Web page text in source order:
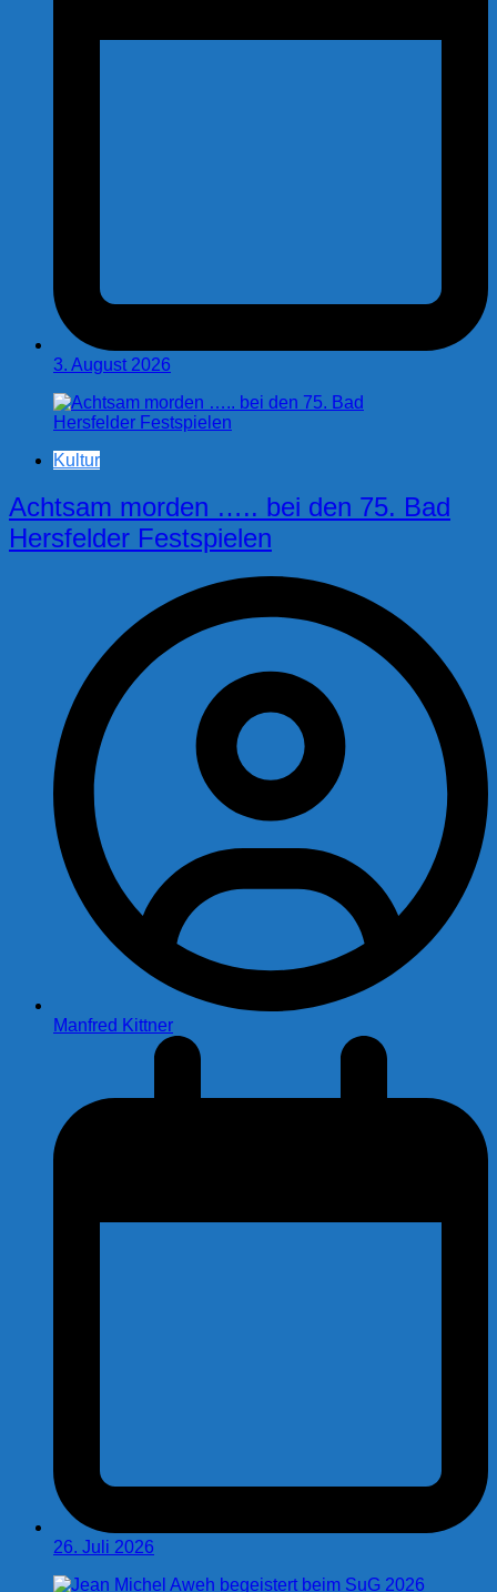
3. August 2026
Kultur
Achtsam morden ….. bei den 75. Bad
Hersfelder Festspielen
Manfred Kittner
26. Juli 2026